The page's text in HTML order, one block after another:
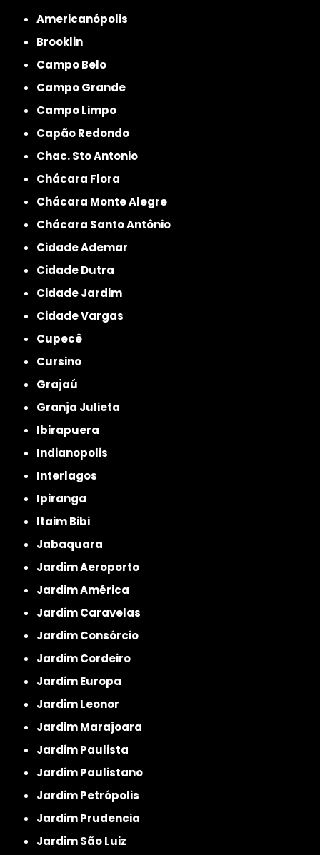
Americanópolis
Brooklin
Campo Belo
Campo Grande
Campo Limpo
Capão Redondo
Chac. Sto Antonio
Chácara Flora
Chácara Monte Alegre
Chácara Santo Antônio
Cidade Ademar
Cidade Dutra
Cidade Jardim
Cidade Vargas
Cupecê
Cursino
Grajaú
Granja Julieta
Ibirapuera
Indianopolis
Interlagos
Ipiranga
Itaim Bibi
Jabaquara
Jardim Aeroporto
Jardim América
Jardim Caravelas
Jardim Consórcio
Jardim Cordeiro
Jardim Europa
Jardim Leonor
Jardim Marajoara
Jardim Paulista
Jardim Paulistano
Jardim Petrópolis
Jardim Prudencia
Jardim São Luiz